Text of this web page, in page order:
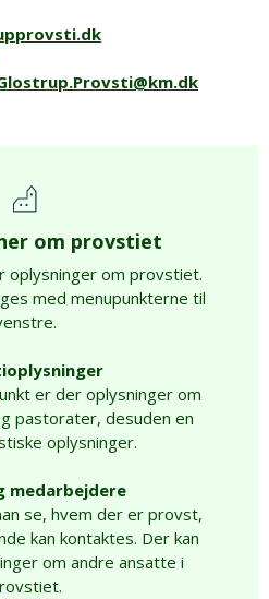
om provstiet
oplysninger om provstiet.
med menupunkterne til
er der oplysninger om
pastorater, desuden en
oplysninger.
medarbejdere
se, hvem der er provst,
kan kontaktes. Der kan
om andre ansatte i